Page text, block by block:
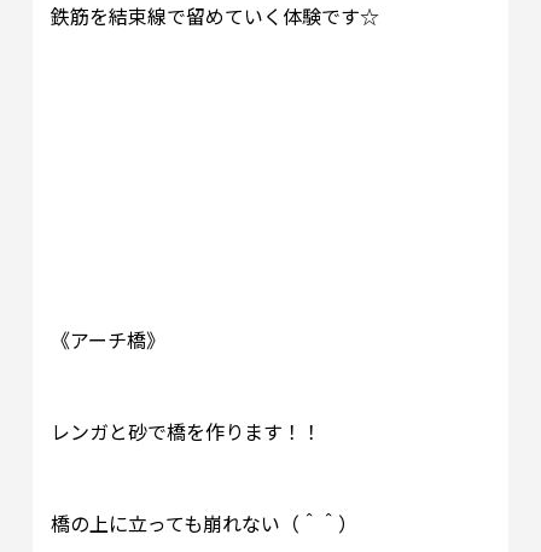
鉄筋を結束線で留めていく体験です☆
《アーチ橋》
レンガと砂で橋を作ります！！
橋の上に立っても崩れない（＾＾）